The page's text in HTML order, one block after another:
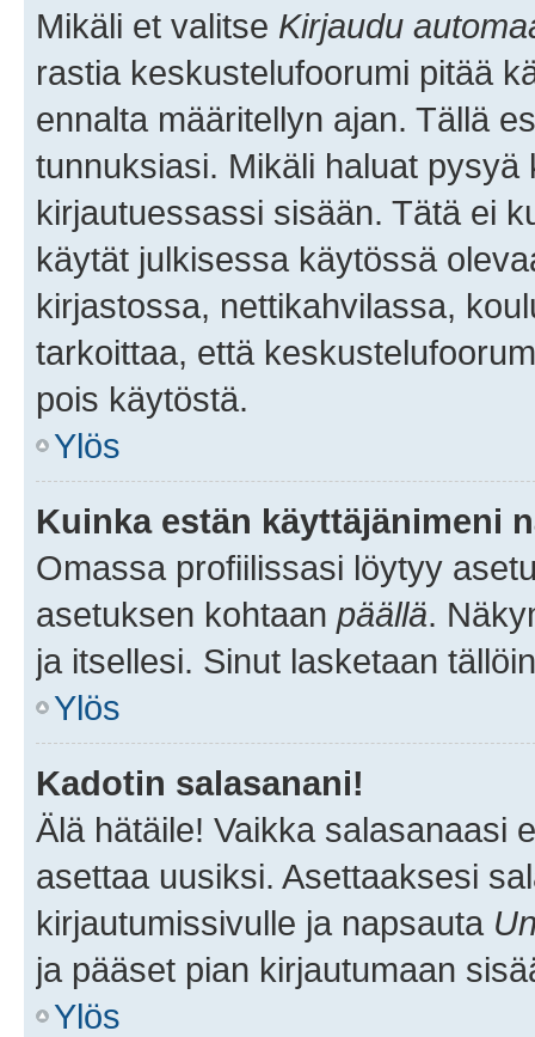
Mikäli et valitse Kirjaudu
rastia keskustelufoorumi pitää
ennalta määritellyn ajan. Tällä
tunnuksiasi. Mikäli haluat
kirjautuessassi sisään. Tätä ei
käytät julkisessa käytössä
kirjastossa, nettikahvilassa,
tarkoittaa, että
pois käytöstä.
Ylös
Kuinka estän käyttäjänimeni
Omassa profiilissasi löytyy
asetuksen kohtaan päällä.
ja itsellesi. Sinut lasketaan
Ylös
Kadotin salasanani!
Älä hätäile! Vaikka salasanaasi
asettaa uusiksi. Asettaaksesi
kirjautumissivulle ja napsauta
ja pääset pian kirjautumaan
Ylös